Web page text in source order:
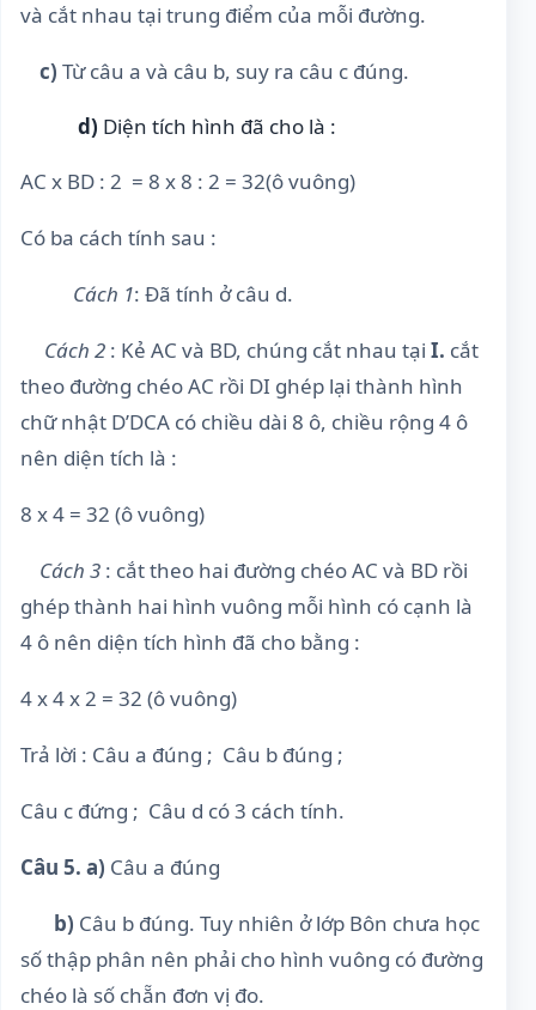
và cắt nhau tại trung điểm của mỗi đường.
c) Từ câu a và câu b, suy ra câu c đúng.
d) Diện tích hình đã cho là :
AC x BD : 2 = 8 x 8 : 2 = 32(ô vuông)
Có ba cách tính sau :
Cách 1: Đã tính ở câu d.
Cách 2 : Kẻ AC và BD, chúng cắt nhau tại I. cắt
theo đường chéo AC rồi DI ghép lại thành hình
chữ nhật D’DCA có chiều dài 8 ô, chiều rộng 4 ô
nên diện tích là :
8 x 4 = 32 (ô vuông)
Cách 3 : cắt theo hai đường chéo AC và BD rồi
ghép thành hai hình vuông mỗi hình có cạnh là
4 ô nên diện tích hình đã cho bằng :
4 x 4 x 2 = 32 (ô vuông)
Trả lời : Câu a đúng ; Câu b đúng ;
Câu c đứng ; Câu d có 3 cách tính.
Câu 5. a) Câu a đúng
b) Câu b đúng. Tuy nhiên ở lớp Bôn chưa học
số thập phân nên phải cho hình vuông có đường
chéo là số chẵn đơn vị đo.